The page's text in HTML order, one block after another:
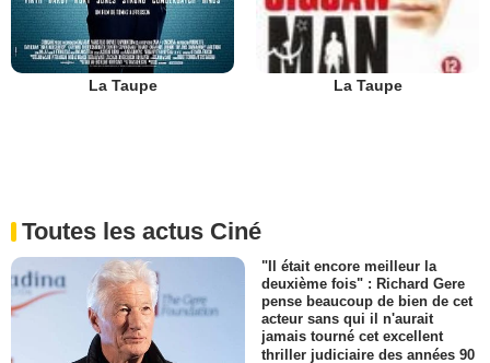
La Taupe La Taupe
Toutes les actus Ciné
"Il était encore meilleur la
deuxième fois" : Richard Gere
pense beaucoup de bien de cet
acteur sans qui il n'aurait
jamais tourné cet excellent
thriller judiciaire des années 90